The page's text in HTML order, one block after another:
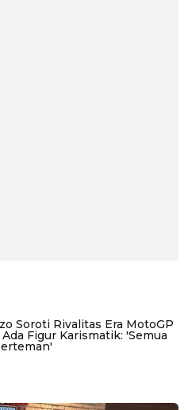
Soroti Rivalitas Era MotoGP
Figur Karismatik: 'Semua